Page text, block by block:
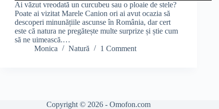
Ai văzut vreodată un curcubeu sau o ploaie de stele?
Poate ai vizitat Marele Canion ori ai avut ocazia să
descoperi minunățiile ascunse în România, dar cert
este că natura ne pregătește multe surprize și știe cum
să ne uimească.…
Monica
Natură 1 Comment
Copyright © 2026 - Omofon.com